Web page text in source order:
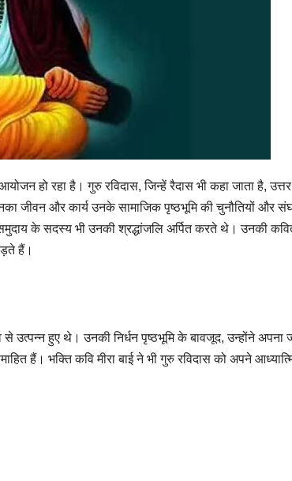
हो रहा है। गुरु रविदास, जिन्हें रैदास भी कहा जाता है,
और कार्य उनके सामाजिक पृष्ठभूमि की चुनौतियों और
समुदाय के सदस्य भी उनकी श्रद्धांजलि अर्पित करते थे। उनकी
हैं।
उत्पन्न हुए थे। उनकी निर्धन पृष्ठभूमि के बावजूद, उन्होंने
हैं। भक्ति कवि मीरा बाई ने भी गुरु रविदास को अपने